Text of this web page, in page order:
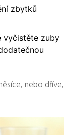
zbytků
vyčistěte zuby
nebo dříve,